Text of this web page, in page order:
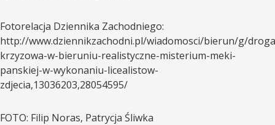
Fotorelacja Dziennika Zachodniego:
http://www.dziennikzachodni.pl/wiadomosci/bierun/g/
krzyzowa-w-bieruniu-realistyczne-misterium-meki-
panskiej-w-wykonaniu-licealistow-
zdjecia,13036203,28054595/
FOTO: Filip Noras, Patrycja Śliwka